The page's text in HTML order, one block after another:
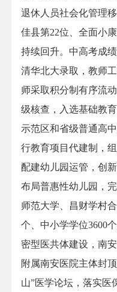
退休人员社会化管理
佳县第22位、全面小
持续回升。中高考成
清华北大录取，教师
师采取积分制有序流
级核查，入选基础教
示范区和省级普通高
行教育项目代建制，
配建幼儿园运管，创
布局普惠性幼儿园，
师范大学、昌财学村
个、中小学学位3600
密型医共体建设，南
附属南安医院主体封
山”医学论坛，落实医